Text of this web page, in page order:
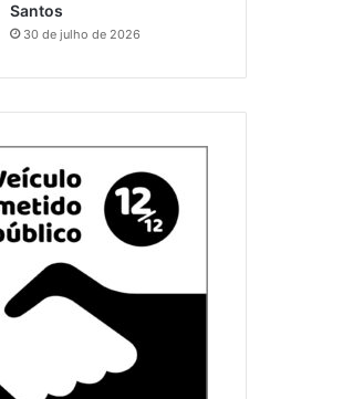
Santos
30 de julho de 2026